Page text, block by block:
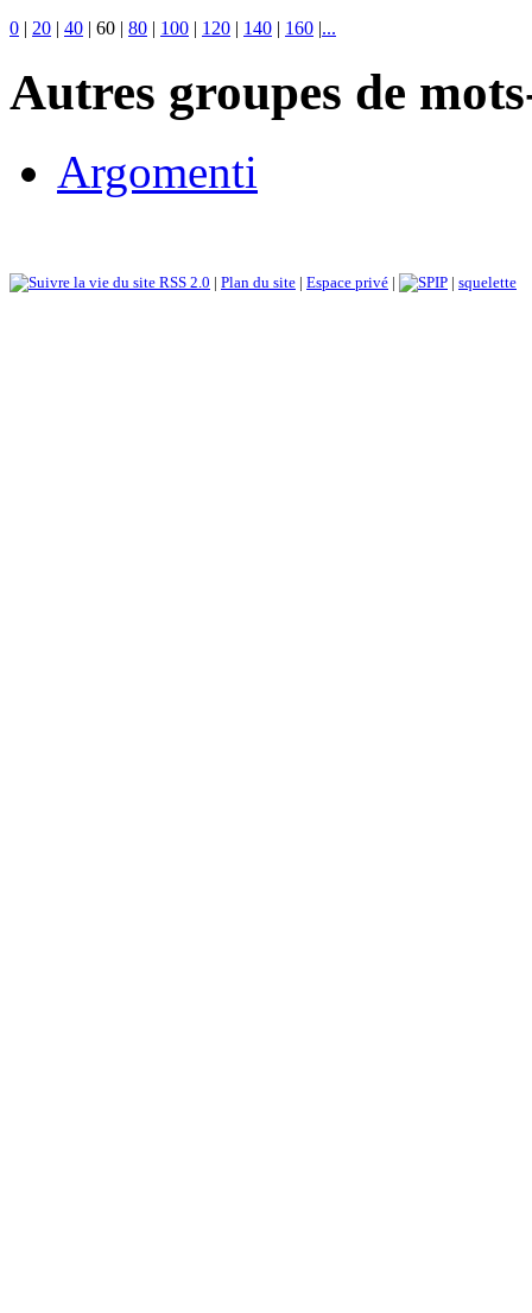
0 | 20 | 40 | 60 | 80 | 100 | 120 | 140 | 160 |...
Autres groupes de
Argomenti
RSS 2.0 | Plan du site | Espace privé | | squelette